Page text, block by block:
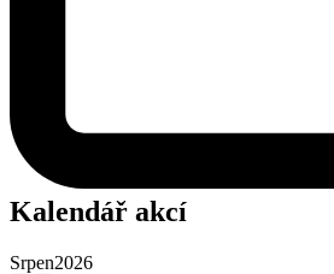
Kalendář akcí
Srpen2026